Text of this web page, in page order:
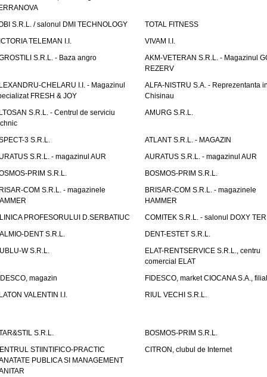
S.R.L. / salonul DMI TECHNOLOGY
TOTAL FITNESS
TELEMAN I.I.
VIVAM I.I.
S.R.L. - Baza angro
AKM-VETERAN S.R.L. - Magazinul
REZERV
CHELARU I.I. - Magazinul
FRESH & JOY
ALFA-NISTRU S.A. - Reprezentanta
Chisinau
S.R.L. - Centrul de serviciu
AMURG S.R.L.
3 S.R.L.
ATLANT S.R.L. - MAGAZIN
S.R.L. - magazinul AUR
AURATUS S.R.L. - magazinul AUR
PRIM S.R.L.
BOSMOS-PRIM S.R.L.
COM S.R.L. - magazinele
BRISAR-COM S.R.L. - magazinele
HAMMER
PROFESORULUI D.SERBATIUC
COMITEK S.R.L. - salonul DOXY
DENT S.R.L.
DENT-ESTET S.R.L.
W S.R.L.
ELAT-RENTSERVICE S.R.L., centru
comercial ELAT
magazin
FIDESCO, market CIOCANA S.A.,
VALENTIN I.I.
RIUL VECHI S.R.L.
S.R.L.
BOSMOS-PRIM S.R.L.
STIINTIFICO-PRACTIC
PUBLICA SI MANAGEMENT
CITRON, clubul de Internet